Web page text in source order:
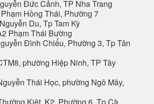
Đức Cảnh, TP Nha Trang
Hồng Thái, Phường 7
Du, Tp Tam Kỳ
Phạm Thái Bường
Đình Chiểu, Phường 3, Tp Tân
phường Hiệp Ninh, TP Tây
Thái Học, phường Ngô Mây,